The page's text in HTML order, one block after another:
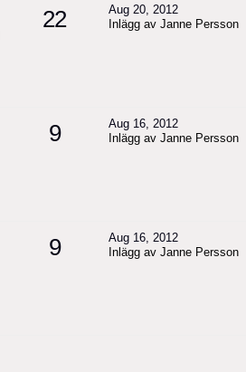
22
Aug 20, 2012
Inlägg av Janne Persson
9
Aug 16, 2012
Inlägg av Janne Persson
9
Aug 16, 2012
Inlägg av Janne Persson